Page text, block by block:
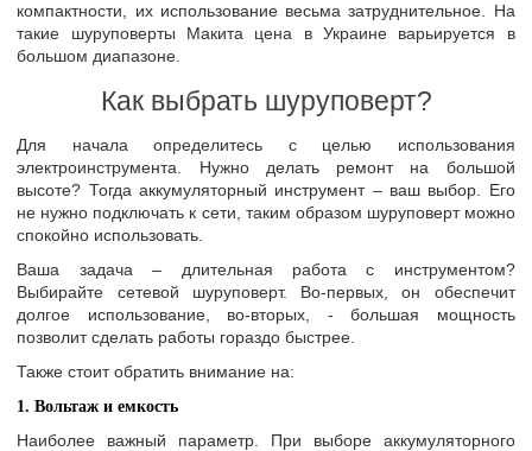
компактности, их использование весьма затруднительное. На
такие шуруповерты Макита цена в Украине варьируется в
большом диапазоне.
Как выбрать шуруповерт?
Для начала определитесь с целью использования
электроинструмента. Нужно делать ремонт на большой
высоте? Тогда аккумуляторный инструмент – ваш выбор. Его
не нужно подключать к сети, таким образом шуруповерт можно
спокойно использовать.
Ваша задача – длительная работа с инструментом?
Выбирайте сетевой шуруповерт. Во-первых, он обеспечит
долгое использование, во-вторых, - большая мощность
позволит сделать работы гораздо быстрее.
Также стоит обратить внимание на:
1. Вольтаж и емкость
Наиболее важный параметр. При выборе аккумуляторного